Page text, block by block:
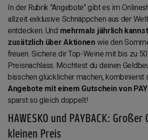
In der Rubrik "Angebote" gibt es im
allzeit exklusive Schnäppchen aus der
entdecken. Und mehrmals jährlich
zusätzlich über Aktionenwie den
freuen. Sichere dir Top-Weine mit bis zu
Preisnachlass. Möchtest du deinen
bisschen glücklicher machen, kombinierst
Angebote mit einem Gutschein von
sparst so gleich doppelt!
HAWESKO und PAYBACK: Großer
kleinen Preis